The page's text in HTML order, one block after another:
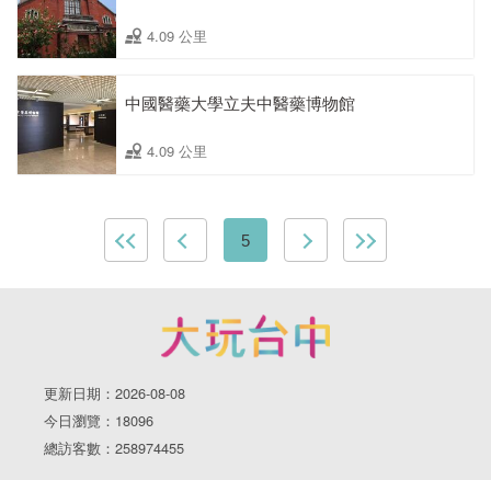
4.09 公里
中國醫藥大學立夫中醫藥博物館
4.09 公里
5
更新日期：2026-08-08
今日瀏覽：18096
總訪客數：258974455